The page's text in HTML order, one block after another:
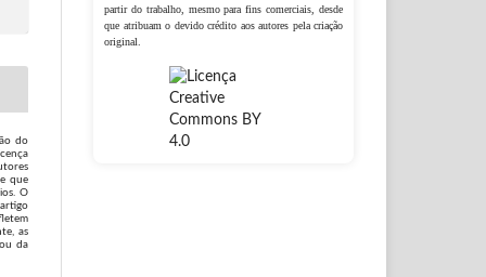
do
que
O
as
da
partir do trabalho, mesmo para fins comerciais, desde
que atribuam o devido crédito aos autores pela criação
original.